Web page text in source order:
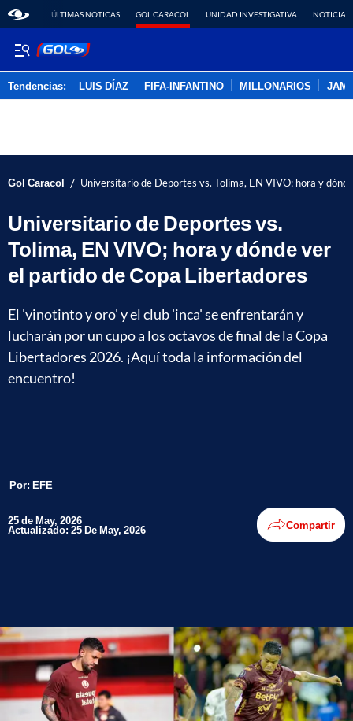
ÚLTIMAS NOTICAS GOL CARACOL UNIDAD INVESTIGATIVA NOTICIAS
Tendencias: LUIS DÍAZ FIFA-INFANTINO MILLONARIOS
Gol Caracol / Universitario de Deportes vs. Tolima, EN VIVO; hora y
Universitario de Deportes vs.
Tolima, EN VIVO; hora y dónde ver
el partido de Copa Libertadores
El 'vinotinto y oro' y el club 'inca' se enfrentarán y
lucharán por un cupo a los octavos de final de la Copa
Libertadores 2026. ¡Aquí toda la información del
encuentro!
Por: EFE
25 de May, 2026
Actualizado: 25 De May, 2026 Compartir